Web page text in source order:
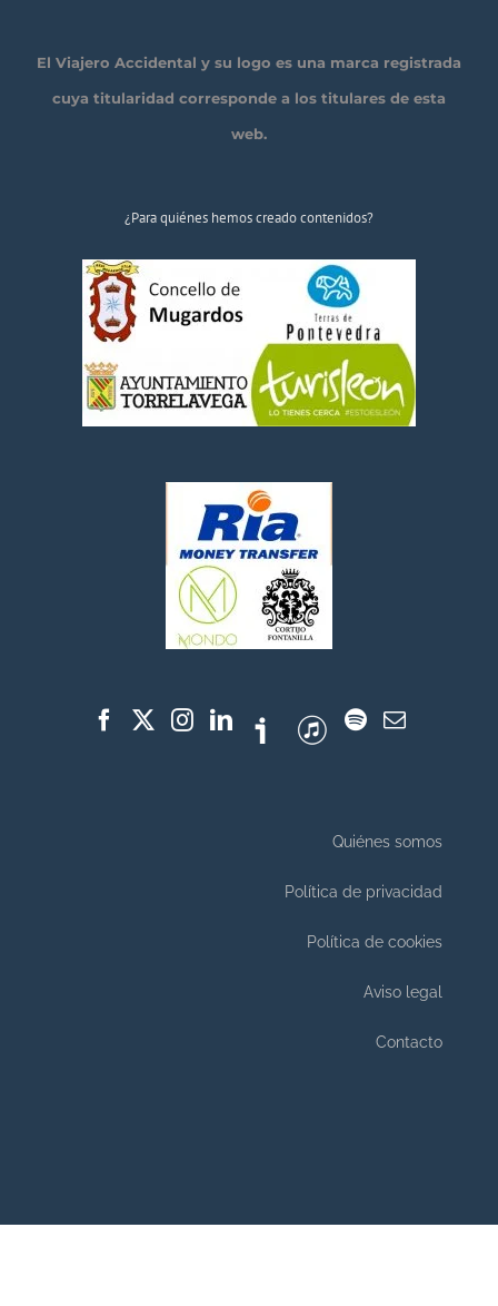
El Viajero Accidental y su logo es una marca registrada
cuya titularidad corresponde a los titulares de esta
web.
¿Para quiénes hemos creado contenidos?
Quiénes somos
Política de privacidad
Política de cookies
Aviso legal
Contacto